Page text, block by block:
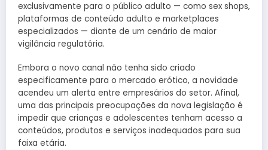
exclusivamente para o público adulto — como sex shops,
plataformas de conteúdo adulto e marketplaces
especializados — diante de um cenário de maior
vigilância regulatória.
Embora o novo canal não tenha sido criado
especificamente para o mercado erótico, a novidade
acendeu um alerta entre empresários do setor. Afinal,
uma das principais preocupações da nova legislação é
impedir que crianças e adolescentes tenham acesso a
conteúdos, produtos e serviços inadequados para sua
faixa etária.